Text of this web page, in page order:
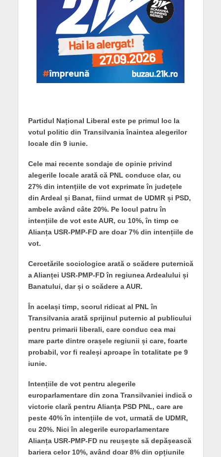
Partidul Național Liberal este pe primul loc la
votul politic din Transilvania înaintea alegerilor
locale din 9 iunie.
Cele mai recente sondaje de opinie privind
alegerile locale arată că PNL conduce clar, cu
27% din intențiile de vot exprimate în județele
din Ardeal și Banat, fiind urmat de UDMR și PSD,
ambele având câte 20%. Pe locul patru în
intențiile de vot este AUR, cu 10%, în timp ce
Alianța USR-PMP-FD are doar 7% din intențiile de
vot.
Cercetările sociologice arată o scădere puternică
a Alianței USR-PMP-FD în regiunea Ardealului și
Banatului, dar și o scădere a AUR.
În același timp, scorul ridicat al PNL în
Transilvania arată sprijinul puternic al publicului
pentru primarii liberali, care conduc cea mai
mare parte dintre orașele regiunii și care, foarte
probabil, vor fi realeși aproape în totalitate pe 9
iunie.
Intențiile de vot pentru alegerile
europarlamentare din zona Transilvaniei indică o
victorie clară pentru Alianța PSD PNL, care are
peste 40% în intențiile de vot, urmată de UDMR,
cu 20%. Nici în alegerile europarlamentare
Alianța USR-PMP-FD nu reușește să depășească
bariera celor 10%, având doar 8% din opțiunile